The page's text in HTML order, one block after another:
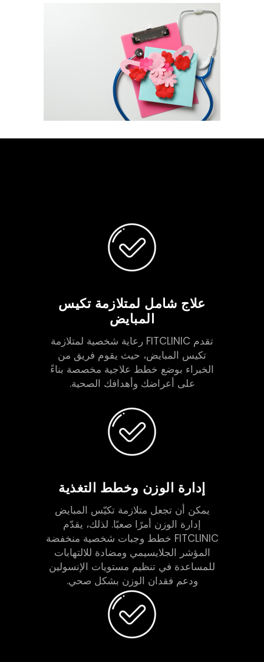
علاج شامل لمتلازمة تكيس
المبايض
تقدم FITCLINIC رعاية شخصية لمتلازمة
تكيس المبايض، حيث يقوم فريق من
الخبراء بوضع خطط علاجية مخصصة بناءً
على أعراضك وأهدافك الصحية.
إدارة الوزن وخطط التغذية
يمكن أن تجعل متلازمة تكيّس المبايض
إدارة الوزن أمرًا صعبًا. لذلك، يقدّم
FITCLINIC خطط وجبات شخصية منخفضة
المؤشر الجلايسيمي ومضادة للالتهابات
للمساعدة في تنظيم مستويات الإنسولين
ودعم فقدان الوزن بشكل صحي.